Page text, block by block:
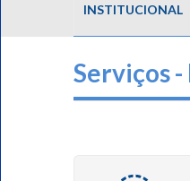
INSTITUCIONAL
Serviços